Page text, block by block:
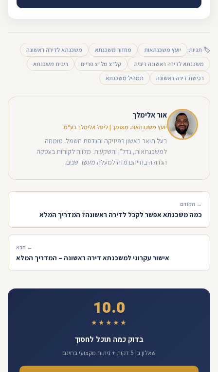
🏷 תגיות: יועץ משכנתאות מחזור משכנתא
משכנתא לדירה ראשונה
משכנתא לדירה ראשונה ריבית
קל"צ מל"צ פריים
ריבית משכנתא
רכישת דירה ראשונה
תמהיל משכנתא
אור אלימלך
יועץ משכנתאות מוסמך | ליטל אלימלך בע"מ
בעל תואר ראשון בפיזיקה והנדסת חשמל. מומחה
למשכנתאות, נדל"ן והשקעות. מלווה לקוחות בעסקה
הגדולה בחייהם מזה למעלה מעשר שנים.
→ הקודם
כמה משכנתא אפשר לקבל לדירה ראשונה? המדריך המלא
← הבא
אישור עקרוני למשכנתא דירה ראשונה – המדריך המלא
10.0
★★★★★
בדוק כמה תוכל לחסוך
שאלון בן 5 דקות + ניתוח מקצועי בחינם